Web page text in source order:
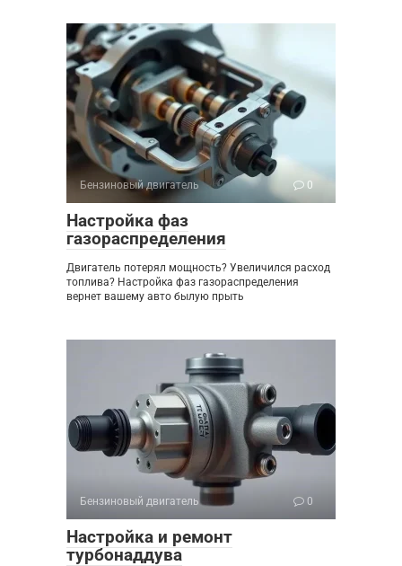
Бензиновый двигатель 0
Настройка фаз
газораспределения
Двигатель потерял мощность? Увеличился расход
топлива? Настройка фаз газораспределения
вернет вашему авто былую прыть
Бензиновый двигатель 0
Настройка и ремонт
турбонаддува